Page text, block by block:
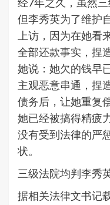
但李秀英为了维护
上访，因为在她看
全部还款事实，捏
她说：她欠的钱早
主观恶意串通，捏
债务后，让她重复
她已经被搞得精疲
没有受到法律的严
状。
三级法院均判李秀
据相关法律文书记